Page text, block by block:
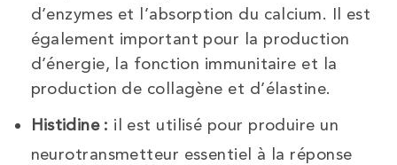
d’enzymes et l’absorption du calcium. Il est
également important pour la production
d’énergie, la fonction immunitaire et la
production de collagène et d’élastine.
Histidine : il est utilisé pour produire un
neurotransmetteur essentiel à la réponse